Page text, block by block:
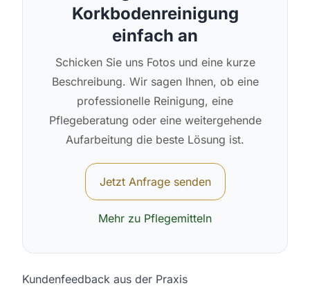
Korkbodenreinigung
einfach an
Schicken Sie uns Fotos und eine kurze
Beschreibung. Wir sagen Ihnen, ob eine
professionelle Reinigung, eine
Pflegeberatung oder eine weitergehende
Aufarbeitung die beste Lösung ist.
Jetzt Anfrage senden
Mehr zu Pflegemitteln
Kundenfeedback aus der Praxis